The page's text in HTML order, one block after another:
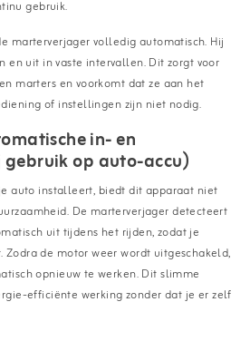
gebruik.
marterverjager volledig automatisch. Hij
en uit in vaste intervallen. Dit zorgt voor
marters en voorkomt dat ze aan het
of instellingen zijn niet nodig.
in- en
op auto-accu)
auto installeert, biedt dit apparaat niet
De marterverjager detecteert
uit tijdens het rijden, zodat je
Zodra de motor weer wordt uitgeschakeld,
opnieuw te werken. Dit slimme
efficiënte werking zonder dat je er zelf